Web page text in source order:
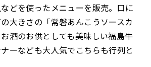
どを使ったメニューを販売。口に
大きさの「常磐あんこうソースカ
酒のお供としても美味しい福島牛
ーなども大人気でこちらも行列と